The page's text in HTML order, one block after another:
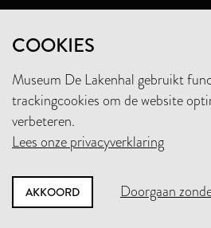
COOKIES
Museum De Lakenhal gebruikt
trackingcookies om de website
verbeteren.
Lees onze privacyverklaring
AKKOORD Doorgaan
+31 (0)71 5165360
INFO@LAKENHAL.NL
STEUN HET MUSEUM
NIEUWSBRIEF